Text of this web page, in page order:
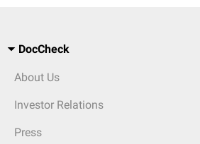
DocCheck
About Us
Investor Relations
Press